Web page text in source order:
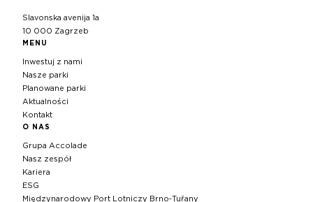
Slavonska avenija 1a
10 000 Zagrzeb
MENU
Inwestuj z nami
Nasze parki
Planowane parki
Aktualności
Kontakt
O NAS
Grupa Accolade
Nasz zespół
Kariera
ESG
Międzynarodowy Port Lotniczy Brno‑Tuřany